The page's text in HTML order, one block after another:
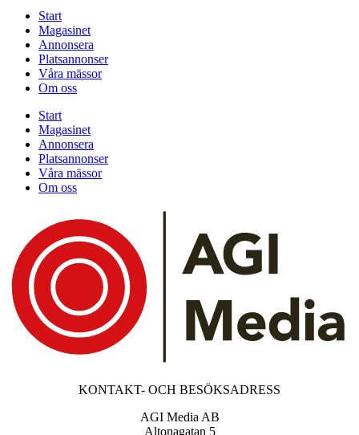
Start
Magasinet
Annonsera
Platsannonser
Våra mässor
Om oss
Start
Magasinet
Annonsera
Platsannonser
Våra mässor
Om oss
KONTAKT- OCH BESÖKSADRESS
AGI Media AB
Altonagatan 5